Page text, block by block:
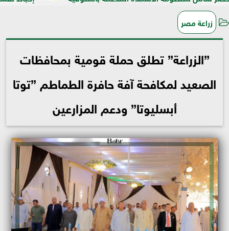
زراعة مصر
”الزراعة” تطلق حملة قومية بمحافظات
الصعيد لمكافحة آفة حافرة الطماطم ”توتا
أبسليوتا” ودعم المزارعين